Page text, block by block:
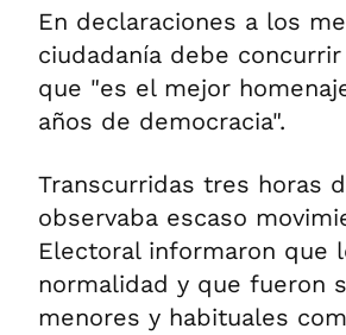
En declaraciones a los
ciudadanía debe
que "es el mejor
años de democracia".
Transcurridas tres horas
observaba escaso
Electoral informaron que
normalidad y que fueron
menores y habituales